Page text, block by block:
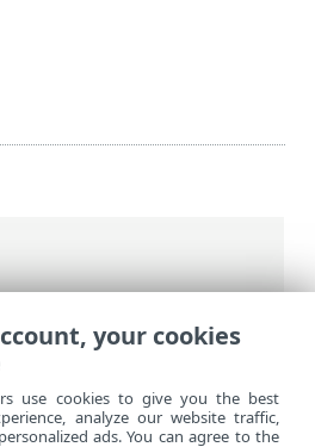
호>이메일 클라이언트
your cookies
use cookies to give you the best
analyze our website traffic,
ads. You can agree to the